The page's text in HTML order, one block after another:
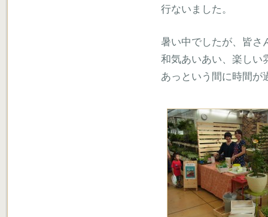
行ないました。
暑い中でしたが、皆さ
和気あいあい、楽しい
あっという間に時間が